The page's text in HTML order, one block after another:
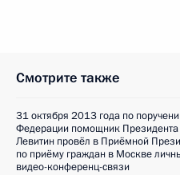
Смотрите также
31 октября 2013 года по
Федерации помощник
Левитин провёл в Приёмной
по приёму граждан в Москве
видео-конференц-связи